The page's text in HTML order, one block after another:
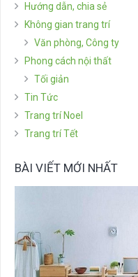
Hướng dẫn, chia sẻ
Không gian trang trí
Văn phòng, Công ty
Phong cách nội thất
Tối giản
Tin Tức
Trang trí Noel
Trang trí Tết
BÀI VIẾT MỚI NHẤT